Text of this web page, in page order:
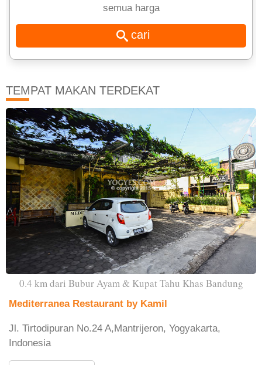
semua harga
TEMPAT MAKAN TERDEKAT
0.4 km dari Bubur Ayam & Kupat Tahu Khas Bandung
Mediterranea Restaurant by Kamil
Jl. Tirtodipuran No.24 A,Mantrijeron, Yogyakarta,
Indonesia